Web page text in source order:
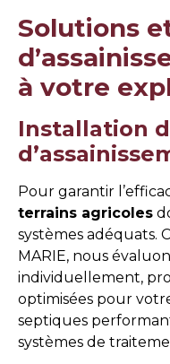
Solutions
à votre
Installation
Pour garantir
terrains agricoles
systèmes adéquats.
MARIE, nous
individuellement,
optimisées pour
septiques
systèmes de